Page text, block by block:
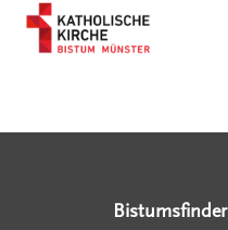
Bistumsfinder